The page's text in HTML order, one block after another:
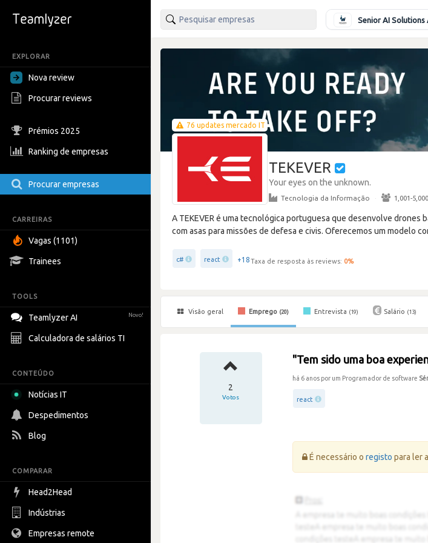
EXPLORAR
Nova review
Procurar reviews
Prémios 2025
Ranking de empresas
Procurar empresas
CARREIRAS
Vagas (1101)
Trainees
TOOLS
Teamlyzer AI Novo!
Calculadora de salários TI
CONTEÚDO
Notícias IT
Despedimentos
Blog
COMPARAR
Head2Head
Indústrias
Empresas remote
76 updates mercado IT
TEKEVER
Your eyes on the unknown.
Tecnologia da Informação · 1,001-5,000
A TEKEVER é uma tecnológica portuguesa que desenvolve drones
com asas para missões de defesa e civis. Oferecemos um modelo
c# react +18Taxa de resposta às reviews: 0%
Visão geral Emprego (20) Entrevista (19) Salário (13)
2
Votos
"Tem sido uma boa
há 6 anos por um Programador de software
react
Erro:
É necessário oregisto para ler